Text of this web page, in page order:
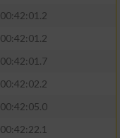
00:42:01.2
00:42:01.2
00:42:01.7
00:42:02.2
00:42:05.0
00:42:22.1